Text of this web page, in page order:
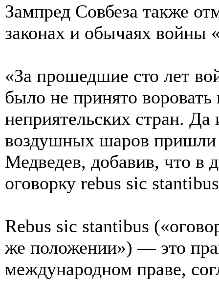
Зампред Совбеза также
законах и обычаях
«За прошедшие сто лет
было не принято воровать
неприятельских стран.
воздушных шаров
Медведев, добавив, что в
оговорку rebus sic
Rebus sic stantibus
же положении») — это
международном праве,